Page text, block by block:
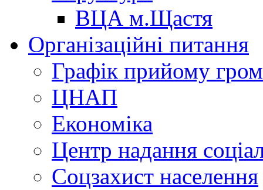
ВЦА м.Щастя
Організаційні питання
Графік прийому
ЦНАП
Економіка
Центр надання
Соцзахист населення